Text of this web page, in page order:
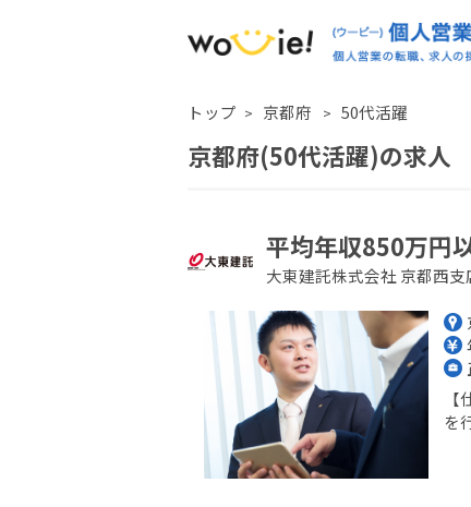
トップ 京都府 50代活躍
京都府(50代活躍)の求人
平均年収850万円
大東建託株式会社 京都西支
を